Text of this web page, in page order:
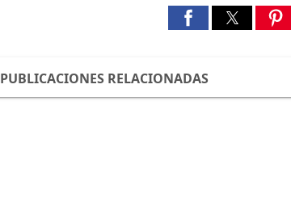
PUBLICACIONES RELACIONADAS